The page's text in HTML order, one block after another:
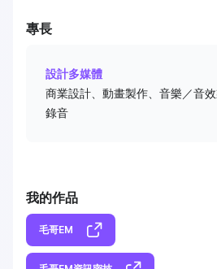
專長
設計多媒體
商業設計、動畫製作、音樂／音
錄音
我的作品
毛哥EM